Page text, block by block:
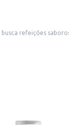
refeições